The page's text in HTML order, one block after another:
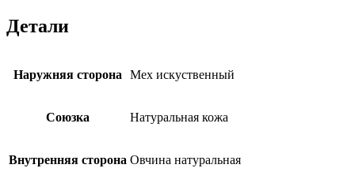
Детали
Наружняя сторона Мех искуственный
Союзка Натуральная кожа
Внутренняя сторона Овчина натуральная